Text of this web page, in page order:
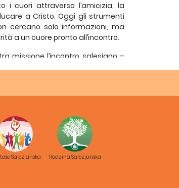
i cuori attraverso l’amicizia, la
a Cristo. Oggi gli strumenti
cercano solo informazioni, ma
a un cuore pronto all’incontro.
missione l’incontro salesiano –
ci ricorda che ogni vita
evitare di nuocere alla vita, ma
Salezjanska Rodzina Salezjanska